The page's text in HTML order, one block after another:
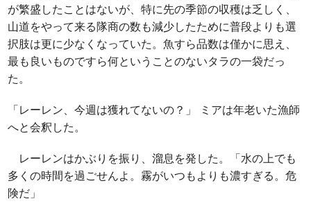
が繁盛したことはないが、特に先の季節の収穫は乏しく、
山道をやって来る隊商の数も減少したために普段よりも選
択肢は更に少なくなっていた。魚すら品数は僅かに思え、
最も良いものですら何ということのないタラの一袋だっ
た。
「レーレン、今週は獲れてないの？」 ミアは年老いた漁師
へと会釈した。
レーレンはかぶりを振り、溜息を発した。「水の上でも
多くの時間を過ごせんよ。霧がいつもよりも濃すぎる。危
険だ」